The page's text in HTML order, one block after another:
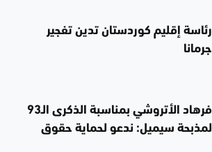
رئاسة إقليم كوردستان تدين تفجير
جرمانا
فرهاد الأتروشي بمناسبة الذكرى الـ93
لمذبحة سيميل: ندعو لحماية حقوق